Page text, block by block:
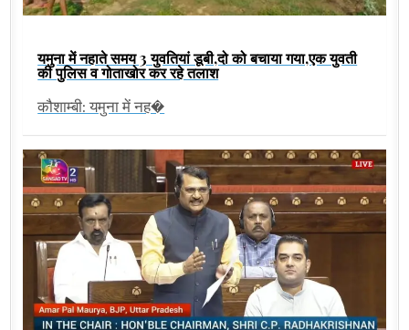
यमुना में नहाते समय 3 युवतियां डूबी,दो को बचाया गया,एक युवती
की पुलिस व गोताखोर कर रहे तलाश
कौशाम्बी: यमुना में नह�